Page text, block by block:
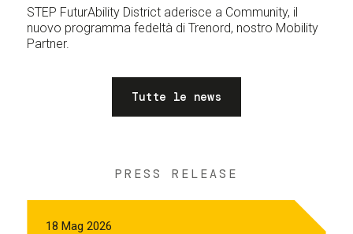
STEP FuturAbility District aderisce a Community, il
nuovo programma fedeltà di Trenord, nostro Mobility
Partner.
Tutte le news
PRESS RELEASE
18 Mag 2026